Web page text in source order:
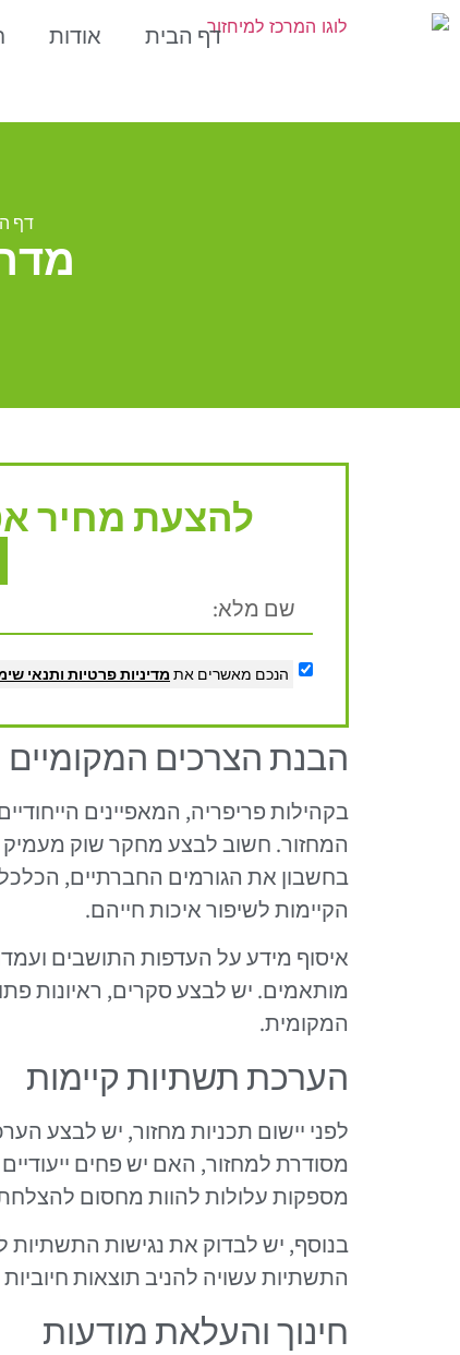
דף הבית אודות
דף
להצעת מחיר
הנכם מאשרים את מדיניות פרטיות ותנאי
הבנת הצרכים המקומיים
בקהילות פריפריה, המאפיינים
המחזור. חשוב לבצע מחקר שוק
בחשבון את הגורמים החברתיים,
הקיימות לשיפור איכות חייהם.
איסוף מידע על העדפות התושבים
מותאמים. יש לבצע סקרים, ראיונות
המקומית.
הערכת תשתיות קיימות
לפני יישום תכניות מחזור, יש לבצע
מסודרת למחזור, האם יש פחים
מספקות עלולות להוות מחסום להצלחת
בנוסף, יש לבדוק את נגישות
התשתיות עשויה להניב תוצאות
חינוך והעלאת מודעות